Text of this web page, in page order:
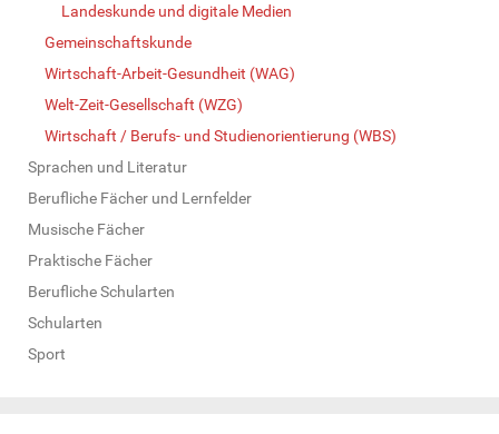
Landeskunde und digitale Medien
Gemeinschaftskunde
Wirtschaft-Arbeit-Gesundheit (WAG)
Welt-Zeit-Gesellschaft (WZG)
Wirtschaft / Berufs- und Studienorientierung (WBS)
Sprachen und Literatur
Berufliche Fächer und Lernfelder
Musische Fächer
Praktische Fächer
Berufliche Schularten
Schularten
Sport